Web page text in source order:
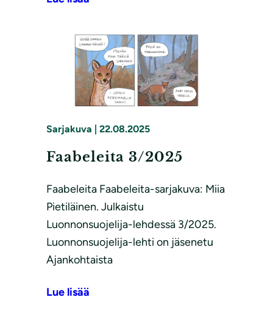
Sarjakuva | 22.08.2025
Faabeleita 3/2025
Faabeleita Faabeleita-sarjakuva: Miia
Pietiläinen. Julkaistu
Luonnonsuojelija-lehdessä 3/2025.
Luonnonsuojelija-lehti on jäsenetu
Ajankohtaista
Lue lisää